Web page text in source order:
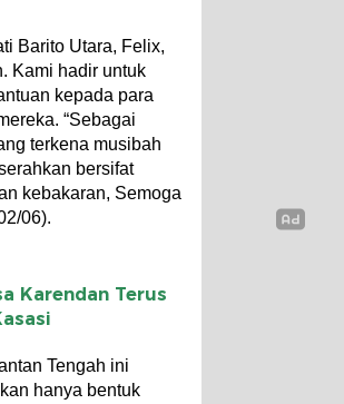
Barito Utara, Felix,
Kami hadir untuk
kepada para
“Sebagai
terkena musibah
bersifat
kebakaran, Semoga
06).
Karendan Terus
Tengah ini
hanya bentuk